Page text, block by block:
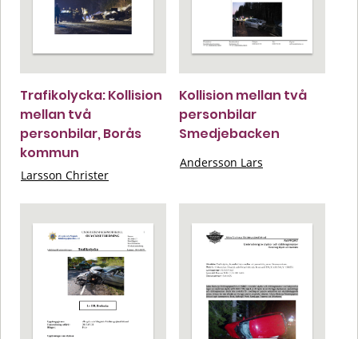
Trafikolycka: Kollision
mellan två
personbilar, Borås
kommun
Larsson Christer
Kollision mellan två
personbilar
Smedjebacken
Andersson Lars